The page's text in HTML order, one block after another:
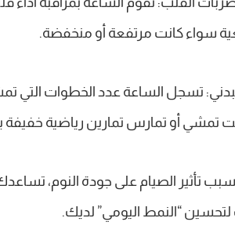
سواء كانت مرتفعة أو منخفضة.
تسجل الساعة عدد الخطوات التي
تمشي أو تمارس تمارين رياضية خفيفة
بسبب تأثير الصيام على جودة النوم،
“النمط اليومي” لديك.